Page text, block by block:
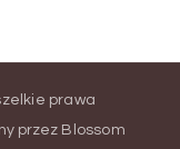
prawa
przez Blossom